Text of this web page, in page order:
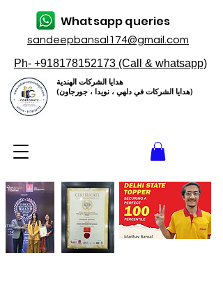
sandeepbansal174@gmail.com
Whatsapp queries
Ph- +918178152173 (Call & whatsapp)
(هدايا الشركات في دلهي ، نويدا ، جورجاون)